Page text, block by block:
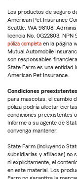
Los productos de seguro
American Pet Insurance
Seattle, WA 98108.
licencia No. 0G22803,
póliza completa en la página
Mutual Automobile
son responsables
State Farm es una entidad
American Pet Insurance.
Condiciones
para mascotas, el cambio
póliza podría afectar
condiciones preexistentes
Informe a su agente de
convenga mantener.
State Farm (incluyendo
subsidiarias y afiliadas) no
ni explícitamente, el
en este material. Los